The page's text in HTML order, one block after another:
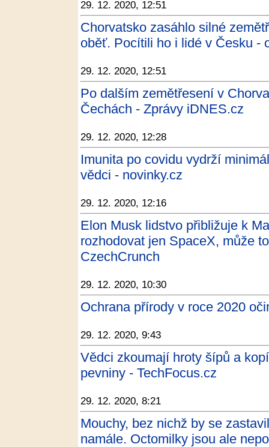
29. 12. 2020, 12:51
Chorvatsko zasáhlo silné
oběť. Pocítili ho i lidé v Česku -
29. 12. 2020, 12:51
Po dalším zemětřesení v
Čechách - Zprávy iDNES.cz
29. 12. 2020, 12:28
Imunita po covidu vydrží
vědci - novinky.cz
29. 12. 2020, 12:16
Elon Musk lidstvo přibližuje k
rozhodovat jen SpaceX, může
CzechCrunch
29. 12. 2020, 10:30
Ochrana přírody v roce 2020
29. 12. 2020, 9:43
Vědci zkoumají hroty šípů a
pevniny - TechFocus.cz
29. 12. 2020, 8:21
Mouchy, bez nichž by se
namále. Octomilky jsou ale